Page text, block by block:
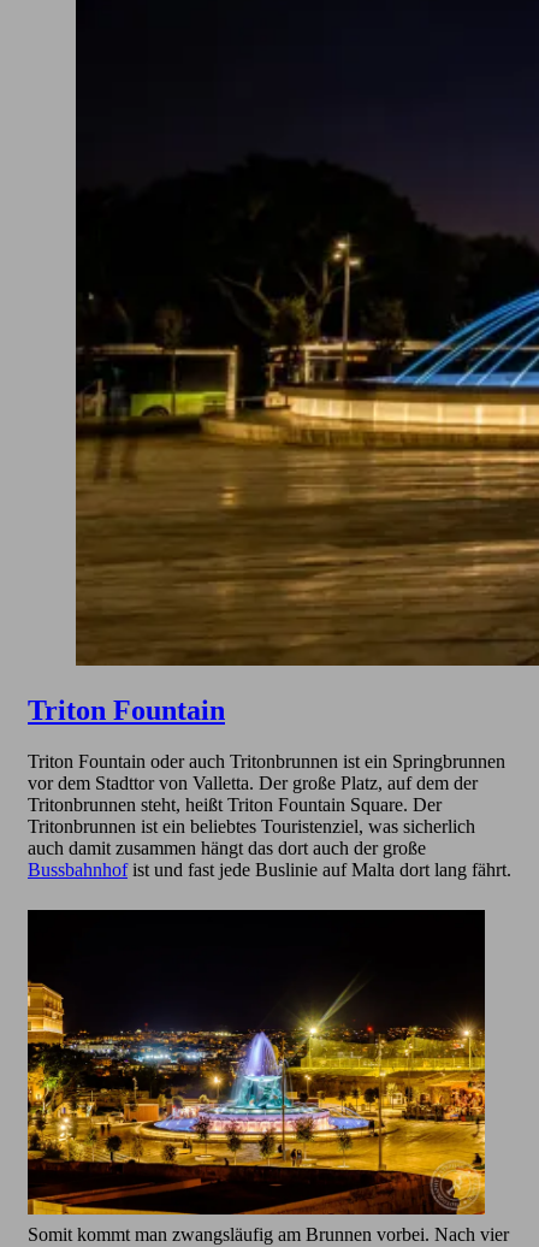
Triton Fountain
Triton Fountain oder auch Tritonbrunnen ist ein Springbrunnen
vor dem Stadttor von Valletta. Der große Platz, auf dem der
Tritonbrunnen steht, heißt Triton Fountain Square. Der
Tritonbrunnen ist ein beliebtes Touristenziel, was sicherlich
auch damit zusammen hängt das dort auch der große
Bussbahnhofist und fast jede Buslinie auf Malta dort lang fährt.
Somit kommt man zwangsläufig am Brunnen vorbei. Nach vier